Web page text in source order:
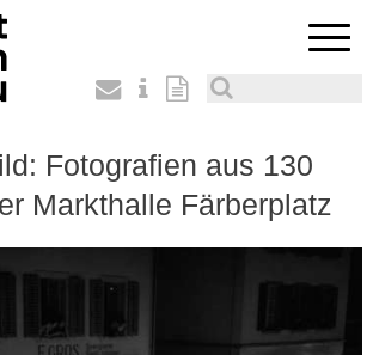
Fotografien aus 130
Markthalle Färberplatz